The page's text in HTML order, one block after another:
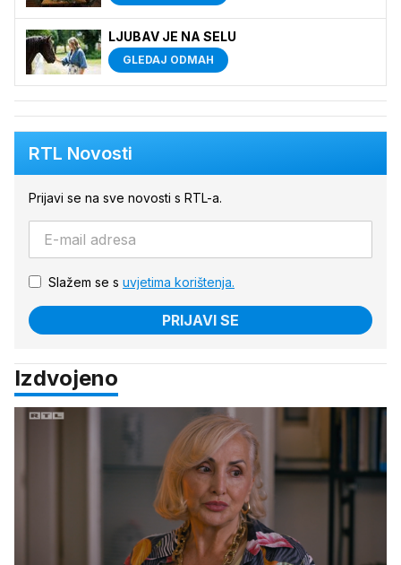
LJUBAV JE NA SELU
GLEDAJ ODMAH
RTL Novosti
Prijavi se na sve novosti s RTL-a.
Slažem se s uvjetima korištenja.
PRIJAVI SE
Izdvojeno